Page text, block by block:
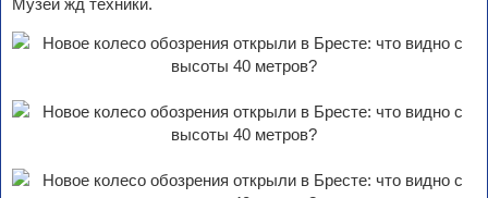
Музей жд техники.